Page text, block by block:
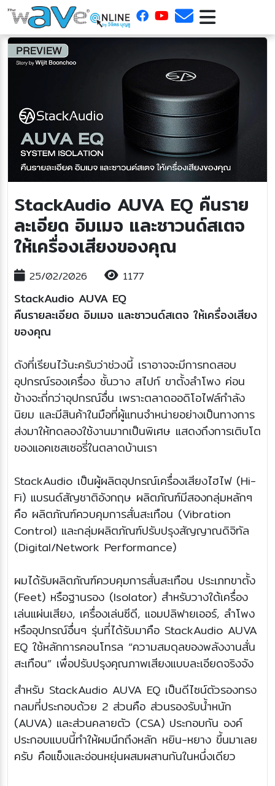
StackAudio AUVA EQ คืนราย
ละเอียด อิมเมจ และซาวนด์สเตจ
ให้เครื่องเสียงของคุณ
25/02/2026 1177
StackAudio AUVA EQ
คืนรายละเอียด อิมเมจ และซาวนด์สเตจ ให้เครื่องเสียง
ของคุณ
ดังที่เรียนไว้นะครับว่าช่วงนี้ เราอาจจะมีการทดสอบ
อุปกรณ์รองเครื่อง ชั้นวาง สไปก์ ขาตั้งลำโพง ค่อน
ข้างจะถี่กว่าอุปกรณ์อื่น เพราะตลาดออดิโอไฟล์กำลัง
นิยม และมีสินค้าในมือที่ผู้แทนจำหน่ายอย่างเป็นทางการ
ส่งมาให้ทดลองใช้งานมากเป็นพิเศษ แสดงถึงการเติบโต
ของแอคเซสเซอรี่ในตลาดบ้านเรา
StackAudio เป็นผู้ผลิตอุปกรณ์เครื่องเสียงไฮไฟ (Hi-
Fi) แบรนด์สัญชาติอังกฤษ ผลิตภัณฑ์มีสองกลุ่มหลักๆ
คือ ผลิตภัณฑ์ควบคุมการสั่นสะเทือน (Vibration
Control) และกลุ่มผลิตภัณฑ์ปรับปรุงสัญญาณดิจิทัล
(Digital/Network Performance)
ผมได้รับผลิตภัณฑ์ควบคุมการสั่นสะเทือน ประเภทขาตั้ง
(Feet) หรือฐานรอง (Isolator) สำหรับวางใต้เครื่อง
เล่นแผ่นเสียง, เครื่องเล่นซีดี, แอมปลิฟายเออร์, ลำโพง
หรืออุปกรณ์อื่นๆ รุ่นที่ได้รับมาคือ StackAudio AUVA
EQ ใช้หลักการคอนโทรล “ความสมดุลของพลังงานสั่น
สะเทือน” เพื่อปรับปรุงคุณภาพเสียงแบบละเอียดจริงจัง
สำหรับ StackAudio AUVA EQ เป็นดีไซน์ตัวรองทรง
กลมที่ประกอบด้วย 2 ส่วนคือ ส่วนรองรับน้ำหนัก
(AUVA) และส่วนคลายตัว (CSA) ประกอบกัน องค์
ประกอบแบบนี้ทำให้ผมนึกถึงหลัก หยิน-หยาง ขึ้นมาเลย
ครับ คือแข็งและอ่อนหยุ่นผสมผสานกันในหนึ่งเดียว